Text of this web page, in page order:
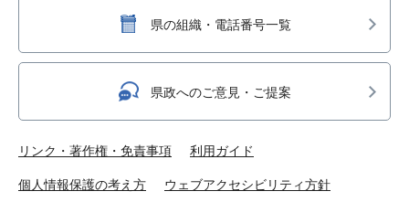
県の組織・電話番号一覧
県政へのご意見・ご提案
リンク・著作権・免責事項 利用ガイド
個人情報保護の考え方 ウェブアクセシビリティ方針